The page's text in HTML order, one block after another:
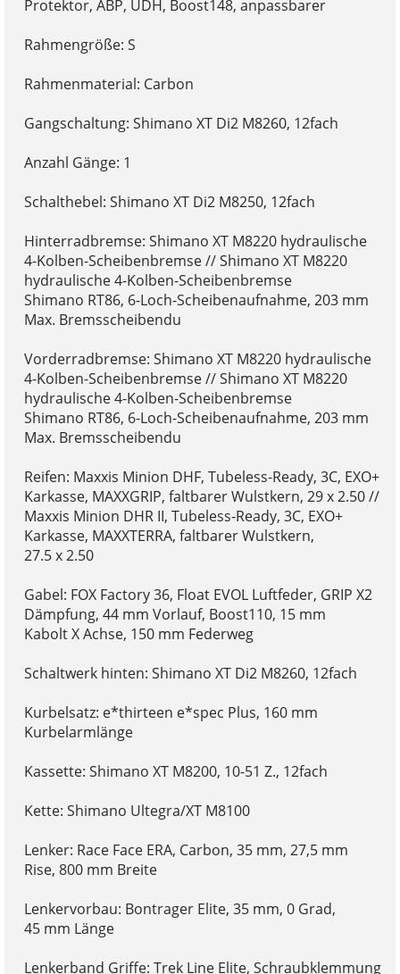
Protektor, ABP, UDH, Boost148, anpassbarer
Rahmengröße: S
Rahmenmaterial: Carbon
Gangschaltung: Shimano XT Di2 M8260, 12fach
Anzahl Gänge: 1
Schalthebel: Shimano XT Di2 M8250, 12fach
Hinterradbremse: Shimano XT M8220 hydraulische
4-Kolben-Scheibenbremse // Shimano XT M8220
hydraulische 4-Kolben-Scheibenbremse
Shimano RT86, 6-Loch-Scheibenaufnahme, 203 mm
Max. Bremsscheibendu
Vorderradbremse: Shimano XT M8220 hydraulische
4-Kolben-Scheibenbremse // Shimano XT M8220
hydraulische 4-Kolben-Scheibenbremse
Shimano RT86, 6-Loch-Scheibenaufnahme, 203 mm
Max. Bremsscheibendu
Reifen: Maxxis Minion DHF, Tubeless-Ready, 3C, EXO+
Karkasse, MAXXGRIP, faltbarer Wulstkern, 29 x 2.50 //
Maxxis Minion DHR II, Tubeless-Ready, 3C, EXO+
Karkasse, MAXXTERRA, faltbarer Wulstkern,
27.5 x 2.50
Gabel: FOX Factory 36, Float EVOL Luftfeder, GRIP X2
Dämpfung, 44 mm Vorlauf, Boost110, 15 mm
Kabolt X Achse, 150 mm Federweg
Schaltwerk hinten: Shimano XT Di2 M8260, 12fach
Kurbelsatz: e*thirteen e*spec Plus, 160 mm
Kurbelarmlänge
Kassette: Shimano XT M8200, 10-51 Z., 12fach
Kette: Shimano Ultegra/XT M8100
Lenker: Race Face ERA, Carbon, 35 mm, 27,5 mm
Rise, 800 mm Breite
Lenkervorbau: Bontrager Elite, 35 mm, 0 Grad,
45 mm Länge
Lenkerband Griffe: Trek Line Elite, Schraubklemmung